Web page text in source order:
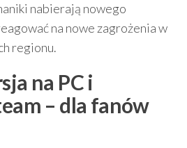
nabierają nowego
na nowe zagrożenia w
regionu.
na PC i
– dla fanów